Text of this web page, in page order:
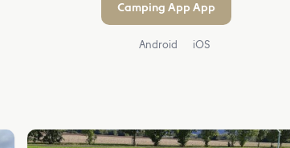
Camping App App
Android iOS